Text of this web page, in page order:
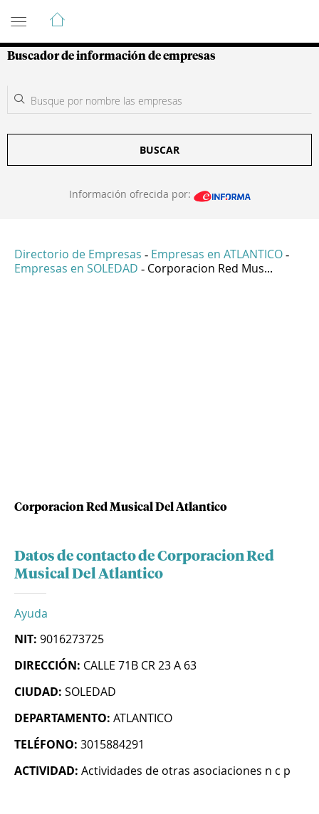
Guía de Empresas Colombianas
Buscador de información de empresas
BUSCAR
Información ofrecida por:
Directorio de Empresas - Empresas en ATLANTICO -
Empresas en SOLEDAD - Corporacion Red Mus...
Corporacion Red Musical Del Atlantico
Datos de contacto de Corporacion Red
Musical Del Atlantico
Ayuda
NIT: 9016273725
DIRECCIÓN: CALLE 71B CR 23 A 63
CIUDAD: SOLEDAD
DEPARTAMENTO: ATLANTICO
TELÉFONO: 3015884291
ACTIVIDAD: Actividades de otras asociaciones n c p